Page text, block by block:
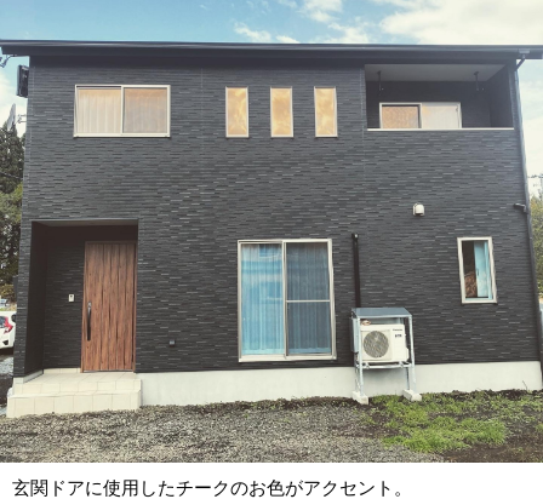
玄関ドアに使用したチークのお色がアクセント。